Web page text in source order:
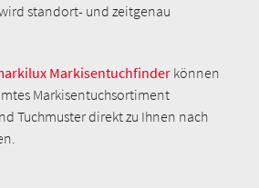
standort- und zeitgenau
Markisentuchfinder können
Markisentuchsortiment
Tuchmuster direkt zu Ihnen nach